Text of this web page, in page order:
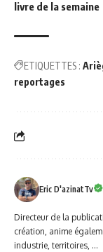
livre de la semaine
ETIQUETTES :
reportages
Eric D'azinatTv
Directeur de la
création, anime
industrie, territoires, ...